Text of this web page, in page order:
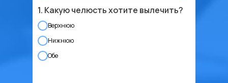
1. Какую челюсть хотите вылечить?
Верхнюю
Нижнюю
Обе